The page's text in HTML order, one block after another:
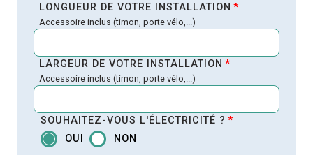
LONGUEUR DE VOTRE INSTALLATION *
Accessoire inclus (timon, porte vélo,...)
LARGEUR DE VOTRE INSTALLATION *
Accessoire inclus (timon, porte vélo,...)
SOUHAITEZ-VOUS L'ÉLECTRICITÉ ? *
OUI
NON